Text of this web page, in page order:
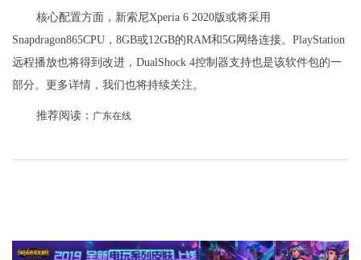
核心配置方面，新索尼Xperia 6 2020版或将采用
Snapdragon865CPU，8GB或12GB的RAM和5G网络连接。PlayStation
远程播放也将得到改进，DualShock 4控制器支持也是该软件包的一
部分。更多详情，我们也将持续关注。
推荐阅读： 广东在线